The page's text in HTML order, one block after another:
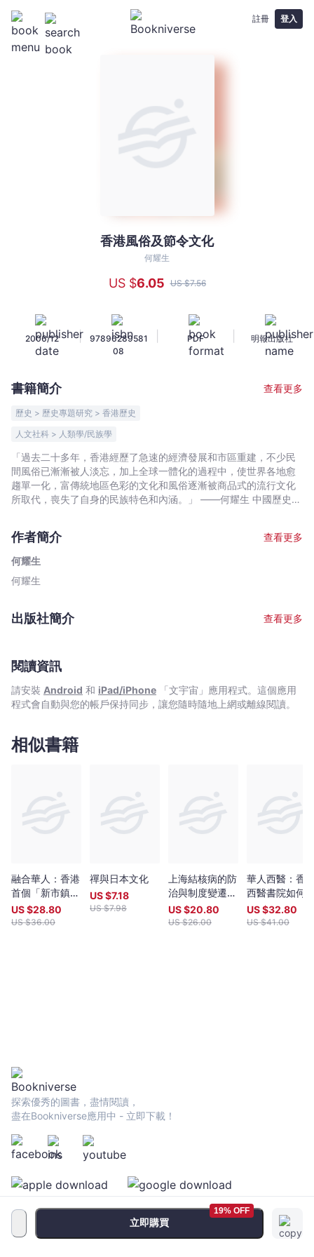
註冊 登入
-
何
耀
文
宇
｜
Bookniverse
香港風俗及節令文化
何耀生
US $6.05 US $7.56
2006/12 |
97896289581
08
PDF 明報出版社
書籍簡介 查看更多
歷史 > 歷史專題研究 > 香港歷史
人文社科 > 人類學/民族學
「過去二十多年，香港經歷了急速的經濟發展和市區重建，不少民
間風俗已漸漸被人淡忘，加上全球一體化的過程中，使世界各地愈
趨單一化，富傳統地區色彩的文化和風俗逐漸被商品式的流行文化
所取代，喪失了自身的民族特色和內涵。」 ——何耀生 中國歷史源
和民族精神。可是，由於過去中國的政局長期處於不穩狀態，很多
風俗和文化傳統也漸漸遭受冷待，及至文化大革命，甚至被視為迷
信和不文明的思想，備受打壓和禁
作者簡介
查看更多
何耀生
何耀生
出版社簡介 查看更多
閱讀資訊
請安裝 Android 和 iPad/iPhone 「文宇宙」應用程式。這個應用
程式會自動與您的帳戶保持同步，讓您隨時隨地上網或離線閱讀。
相似書籍
融合華人：香港
首個「新市鎮」
的原住民及移民
US $28.80
US $36.00
禪與日本文化
US $7.18
US $7.98
上海結核病的防
治與制度變遷，
1911–2011
US $20.80
US $26.00
華人西醫：香
西醫書院如何
得突破
US $32.80
US $41.00
立即購買
19% OFF
探索優秀的圖書，盡情閱讀，
盡在Bookniverse應用中 - 立即下載！